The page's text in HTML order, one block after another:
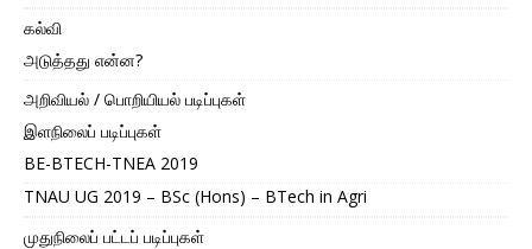
கல்வி
அடுத்தது என்ன?
அறிவியல் / பொறியியல் படிப்புகள்
இளநிலைப் படிப்புகள்
BE-BTECH-TNEA 2019
TNAU UG 2019 – BSc (Hons) – BTech in Agri
முதுநிலைப் பட்டப் படிப்புகள்